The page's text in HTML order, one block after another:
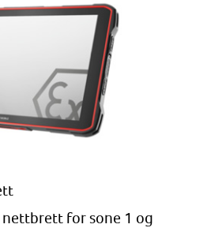
for sone 1 og